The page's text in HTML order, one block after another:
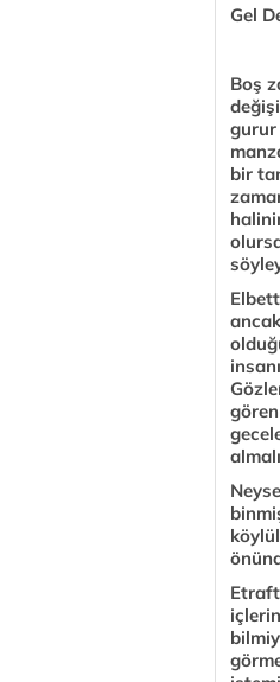
Gel
Boş
gurur
bir